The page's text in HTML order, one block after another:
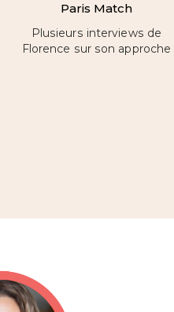
Paris Match
Plusieurs interviews de
Florence sur son approche